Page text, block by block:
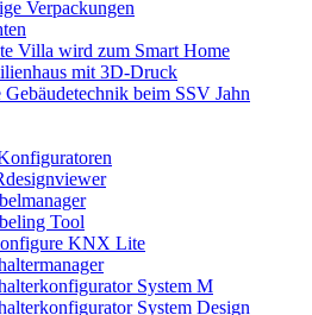
Verpackungen
Villa wird zum Smart Home
mit 3D-Druck
Gebäudetechnik beim SSV Jahn
Tool
KNX Lite
System M
System Design